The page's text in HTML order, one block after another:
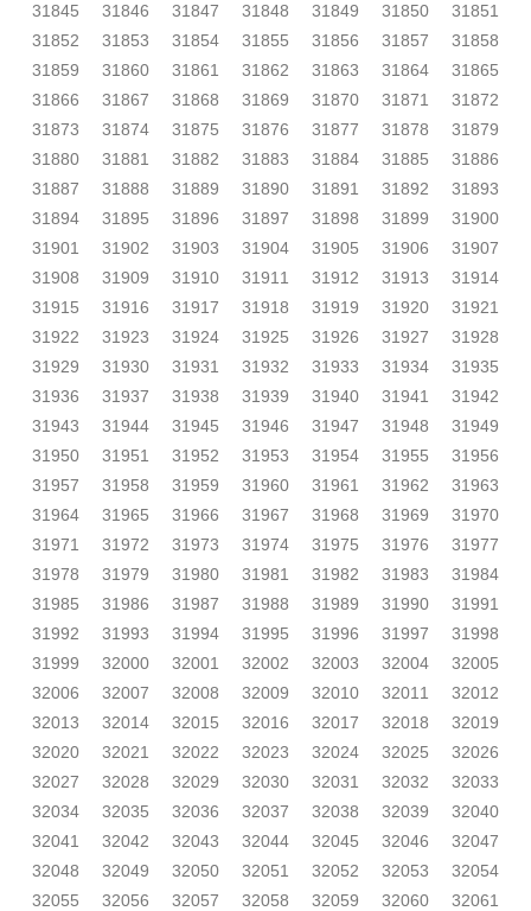
31845
31846 31847 31848 31849 31850
31851
31852
31853 31854 31855 31856 31857
31858
31859
31860 31861 31862 31863 31864
31865
31866
31867 31868 31869 31870 31871
31872
31873
31874 31875 31876 31877 31878
31879
31880
31881 31882 31883 31884 31885
31886
31887
31888 31889 31890 31891 31892
31893
31894
31895 31896 31897 31898 31899
31900
31901
31902 31903 31904 31905 31906
31907
31908
31909 31910 31911 31912 31913
31914
31915
31916 31917 31918 31919 31920
31921
31922
31923 31924 31925 31926 31927
31928
31929
31930 31931 31932 31933 31934
31935
31936
31937 31938 31939 31940 31941
31942
31943
31944 31945 31946 31947 31948
31949
31950
31951 31952 31953 31954 31955
31956
31957
31958 31959 31960 31961 31962
31963
31964
31965 31966 31967 31968 31969
31970
31971
31972 31973 31974 31975 31976
31977
31978
31979 31980 31981 31982 31983
31984
31985
31986 31987 31988 31989 31990
31991
31992
31993 31994 31995 31996 31997
31998
31999
32000 32001 32002 32003 32004
32005
32006
32007 32008 32009 32010 32011
32012
32013
32014 32015 32016 32017 32018
32019
32020
32021 32022 32023 32024 32025
32026
32027
32028 32029 32030 32031 32032
32033
32034
32035 32036 32037 32038 32039
32040
32041
32042 32043 32044 32045 32046
32047
32048
32049 32050 32051 32052 32053
32054
32055
32056 32057 32058 32059 32060
32061